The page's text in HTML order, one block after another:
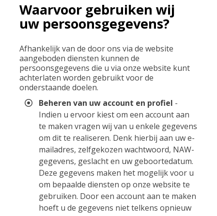
Waarvoor gebruiken wij
uw persoonsgegevens?
Afhankelijk van de door ons via de website
aangeboden diensten kunnen de
persoonsgegevens die u via onze website kunt
achterlaten worden gebruikt voor de
onderstaande doelen.
Beheren van uw account en profiel -
Indien u ervoor kiest om een account aan
te maken vragen wij van u enkele gegevens
om dit te realiseren. Denk hierbij aan uw e-
mailadres, zelfgekozen wachtwoord, NAW-
gegevens, geslacht en uw geboortedatum.
Deze gegevens maken het mogelijk voor u
om bepaalde diensten op onze website te
gebruiken. Door een account aan te maken
hoeft u de gegevens niet telkens opnieuw